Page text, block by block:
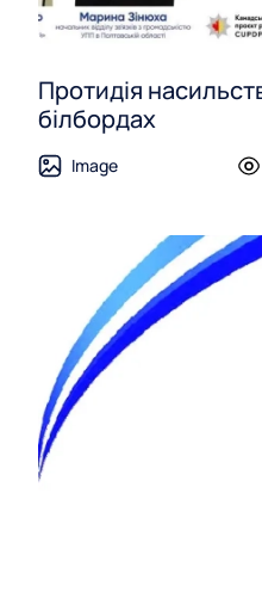
Протидія
білбордах
Image